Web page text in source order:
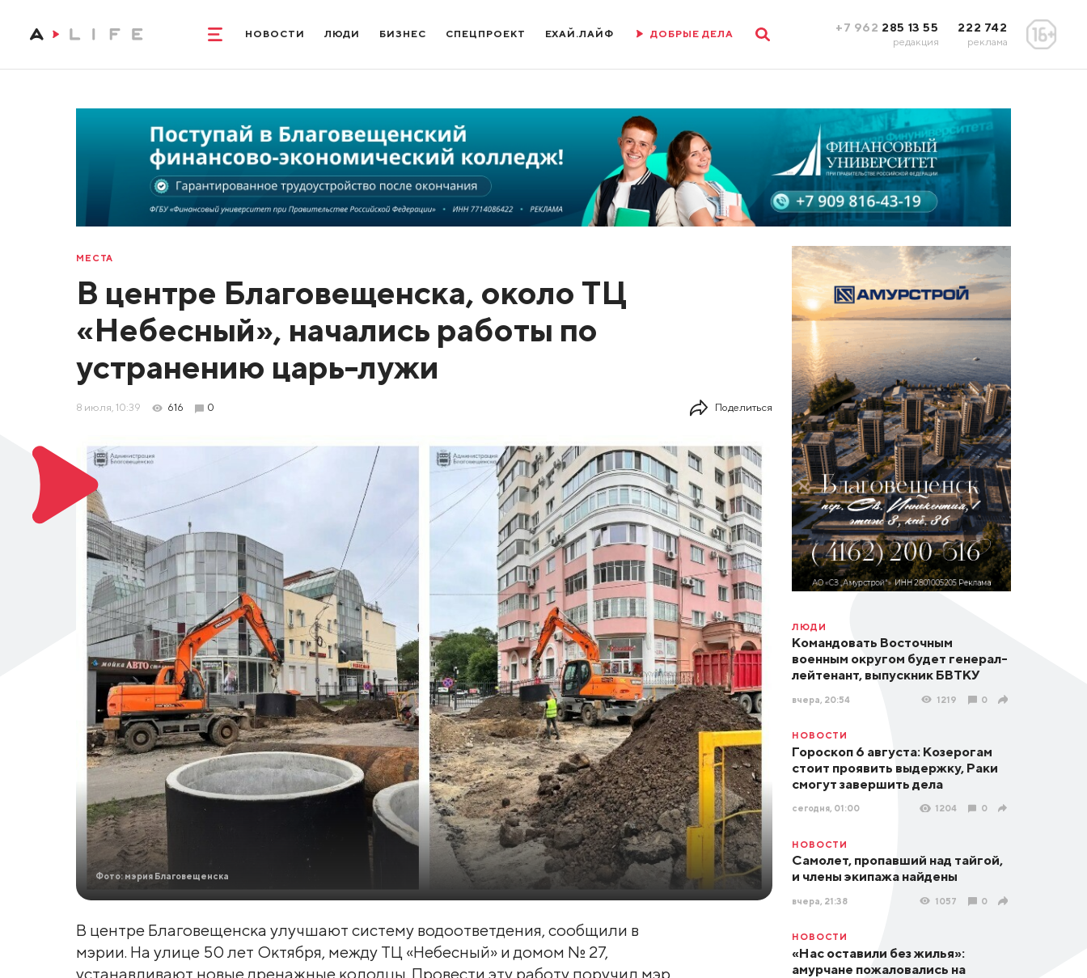
НОВОСТИ ЛЮДИ БИЗНЕС СПЕЦПРОЕКТ ЕХАЙ.ЛАЙФ ДОБРЫЕ ДЕЛА +7 962 285 13 55
редакция
222 742
реклама
МЕСТА
В центре Благовещенска, около ТЦ
«Небесный», начались работы по
устранению царь-лужи
8 июля, 10:39 616 0 Поделиться
Фото: мэрия Благовещенска
В центре Благовещенска улучшают систему водоответдения, сообщили в
мэрии. На улице 50 лет Октября, между ТЦ «Небесный» и домом № 27,
устанавливают новые дренажные колодцы. Провести эту работу поручил мэр
ЛЮДИ
Командовать Восточным
военным округом будет генерал-
лейтенант, выпускник БВТКУ
вчера, 20:54 1219 0
НОВОСТИ
Гороскоп 6 августа: Козерогам
стоит проявить выдержку, Раки
смогут завершить дела
сегодня, 01:00 1204 0
НОВОСТИ
Самолет, пропавший над тайгой,
и члены экипажа найдены
вчера, 21:38 1057 0
НОВОСТИ
«Нас оставили без жилья»:
амурчане пожаловались на